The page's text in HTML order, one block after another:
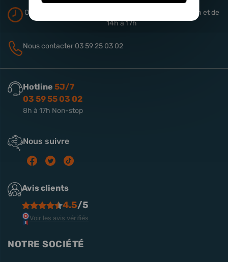
Ouverture du magasin Du lundi au vendredi de 9h à 13h et de
14h à 17h
Nous contacter 03 59 25 03 02
Hotline 5J/7
03 59 55 03 02
8h à 17h Non-stop
Nous suivre
Avis clients
4.5/5
Voir les avis vérifiés
NOTRE SOCIÉTÉ